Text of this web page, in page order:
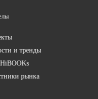
и тренды
рынка